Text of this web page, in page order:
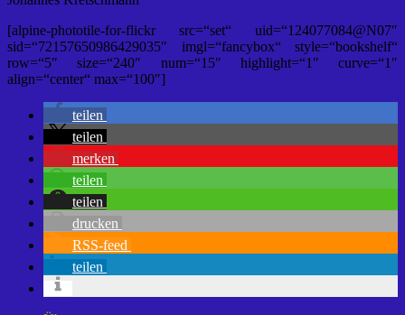
[alpine-phototile-for-flickr src=“set“ uid=“124077084@N07″
sid=“72157650986429035″ imgl=“fancybox“ style=“bookshelf“
row=“5″ size=“240″ num=“15″ highlight=“1″ curve=“1″
align=“center“ max=“100″]
teilen
teilen
merken
teilen
teilen
drucken
RSS-feed
teilen